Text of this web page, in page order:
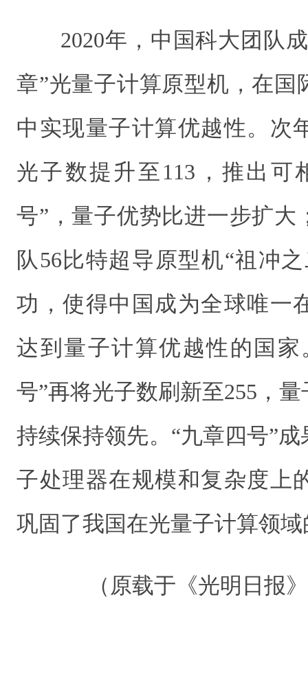
2020年，中国科大团队
章”光量子计算原型机，在国
中实现量子计算优越性。次
光子数提升至113，推出可
号”，量子优势比进一步扩大
队56比特超导原型机“祖冲
功，使得中国成为全球唯一
达到量子计算优越性的国家
号”再将光子数刷新至255，
持续保持领先。“九章四号”
子处理器在规模和复杂度上
巩固了我国在光量子计算领
（原载于《光明日报